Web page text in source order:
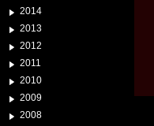
2014
2013
2012
2011
2010
2009
2008